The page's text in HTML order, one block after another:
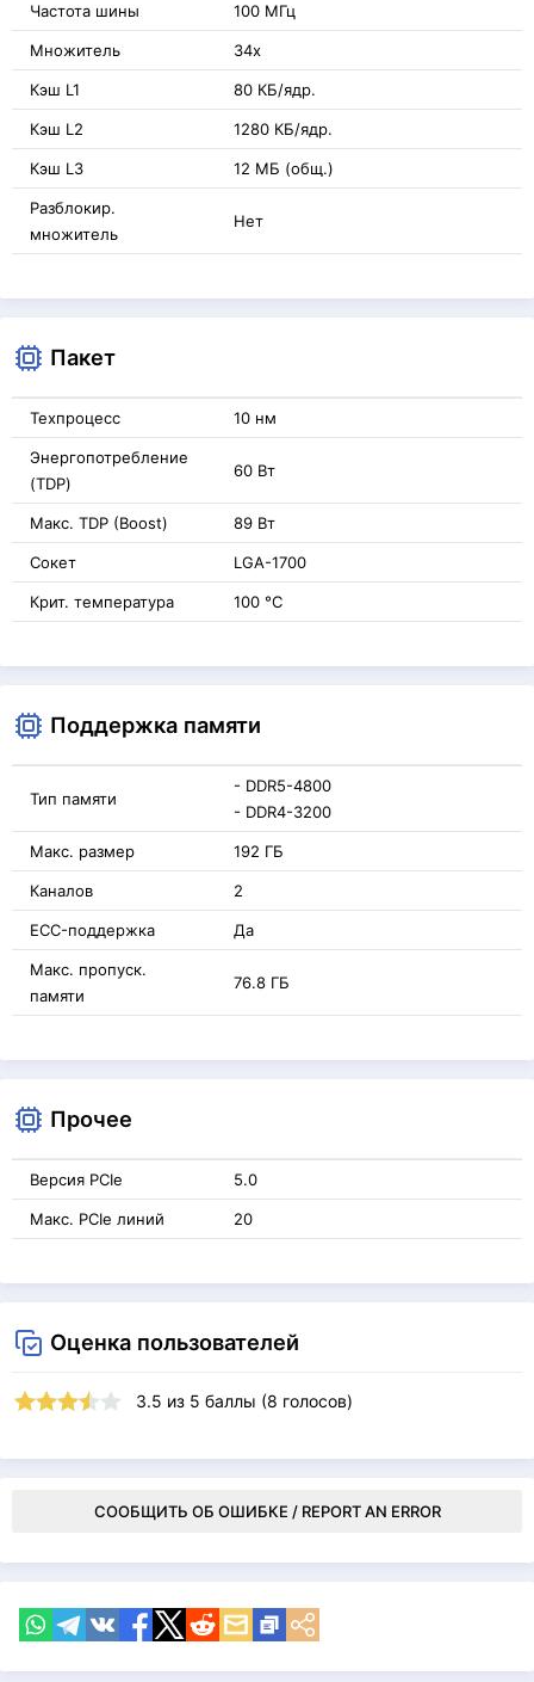
Частота шины 100 МГц
Множитель 34x
Кэш L1 80 КБ/ядр.
Кэш L2 1280 КБ/ядр.
Кэш L3 12 МБ (общ.)
Разблокир.
множитель
Нет
Пакет
Техпроцесс 10 нм
Энергопотребление
(TDP)
60 Вт
Макс. TDP (Boost) 89 Вт
Сокет LGA-1700
Крит. температура 100 °C
Поддержка памяти
Тип памяти
- DDR5-4800
- DDR4-3200
Макс. размер 192 ГБ
Каналов 2
ECC-поддержка Да
Макс. пропуск.
памяти
76.8 ГБ
Прочее
Версия PCIe 5.0
Макс. PCIe линий 20
Оценка пользователей
3.5 из 5 баллы (8 голосов)
СООБЩИТЬ ОБ ОШИБКЕ / REPORT AN ERROR